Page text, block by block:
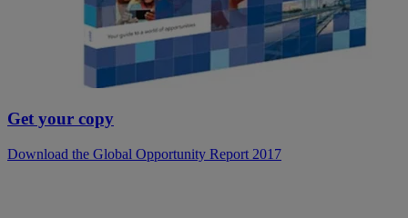
Get your copy
Download the Global Opportunity Report 2017